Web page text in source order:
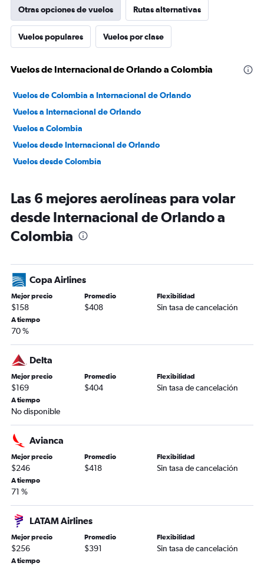
Otras opciones de vuelos Rutas alternativas
Vuelos populares Vuelos por clase
Vuelos de Internacional de Orlando a Colombia
Vuelos de Colombia a Internacional de Orlando
Vuelos a Internacional de Orlando
Vuelos a Colombia
Vuelos desde Internacional de Orlando
Vuelos desde Colombia
Las 6 mejores aerolíneas para volar
desde Internacional de Orlando a
Colombia
Copa Airlines
Mejor precio
$158
Promedio
$408
Flexibilidad
Sin tasa de cancelación
A tiempo
70 %
Delta
Mejor precio
$169
Promedio
$404
Flexibilidad
Sin tasa de cancelación
A tiempo
No disponible
Avianca
Mejor precio
$246
Promedio
$418
Flexibilidad
Sin tasa de cancelación
A tiempo
71 %
LATAM Airlines
Mejor precio
$256
Promedio
$391
Flexibilidad
Sin tasa de cancelación
A tiempo